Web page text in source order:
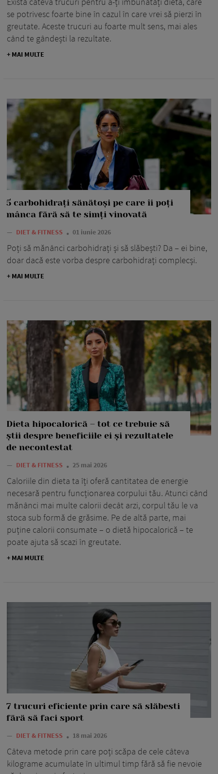
se potrivesc foarte bine în cazul în care vrei să pierzi în
greutate. Aceste trucuri au foarte mult sens, mai ales
când te gândești la rezultate.
+ MAI MULTE
5 carbohidrați sănătoși pe care îi poți
mânca fără să te simți vinovată
— DIET & FITNESS 01 iunie 2026
Poți să mănânci carbohidrați și să slăbești? Da – ei bine,
doar dacă este vorba despre carbohidrați complecși.
+ MAI MULTE
Dieta hipocalorică – tot ce trebuie să
știi despre beneficiile ei și rezultatele
de necontestat
— DIET & FITNESS 25 mai 2026
Caloriile din dieta ta îți oferă cantitatea de energie
necesară pentru funcționarea corpului tău. Atunci când
mănânci mai multe calorii decât arzi, corpul tău le va
stoca sub formă de grăsime. Pe de altă parte, mai
puține calorii consumate – o dietă hipocalorică – te
poate ajuta să scazi în greutate.
+ MAI MULTE
7 trucuri eficiente prin care să slăbesti
fără să faci sport
— DIET & FITNESS 18 mai 2026
Câteva metode prin care poți scăpa de cele câteva
kilograme acumulate în ultimul timp fără să fie nevoie